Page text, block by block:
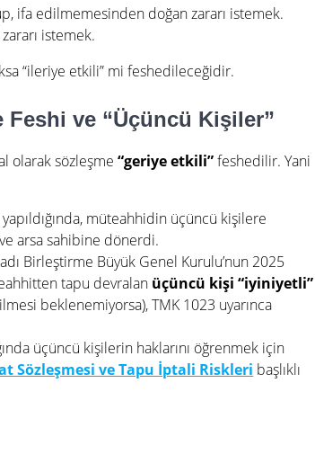
ifa edilmemesinden doğan zararı istemek.
istemek.
“ileriye etkili” mi feshedileceğidir.
Feshi ve “Üçüncü Kişiler”
olarak sözleşme“geriye etkili”feshedilir. Yani
müteahhidin üçüncü kişilere
arsa sahibine dönerdi.
Birleştirme Büyük Genel Kurulu’nun 2025
tapu devralan üçüncü kişi “iyiniyetli”
beklenemiyorsa), TMK 1023 uyarınca
üçüncü kişilerin haklarını öğrenmek için
Sözleşmesi ve Tapu İptali Riskleri başlıklı